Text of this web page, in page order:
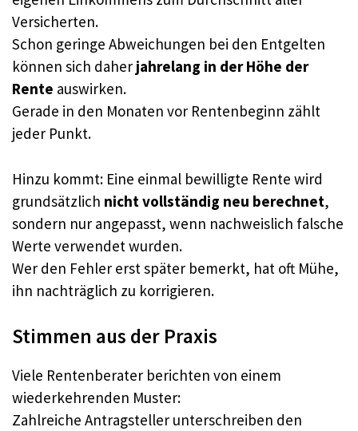
Versicherten.
Schon geringe Abweichungen bei den Entgelten
können sich daher jahrelang in der Höhe der
Rente auswirken.
Gerade in den Monaten vor Rentenbeginn zählt
jeder Punkt.
Hinzu kommt: Eine einmal bewilligte Rente wird
grundsätzlich nicht vollständig neu berechnet,
sondern nur angepasst, wenn nachweislich falsche
Werte verwendet wurden.
Wer den Fehler erst später bemerkt, hat oft Mühe,
ihn nachträglich zu korrigieren.
Stimmen aus der Praxis
Viele Rentenberater berichten von einem
wiederkehrenden Muster:
Zahlreiche Antragsteller unterschreiben den